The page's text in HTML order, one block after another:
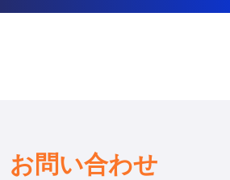
お問い合わせ